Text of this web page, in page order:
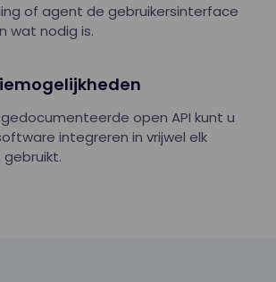
of agent de gebruikersinterface
wat nodig is.
open API kunt u
integreren in vrijwel elk